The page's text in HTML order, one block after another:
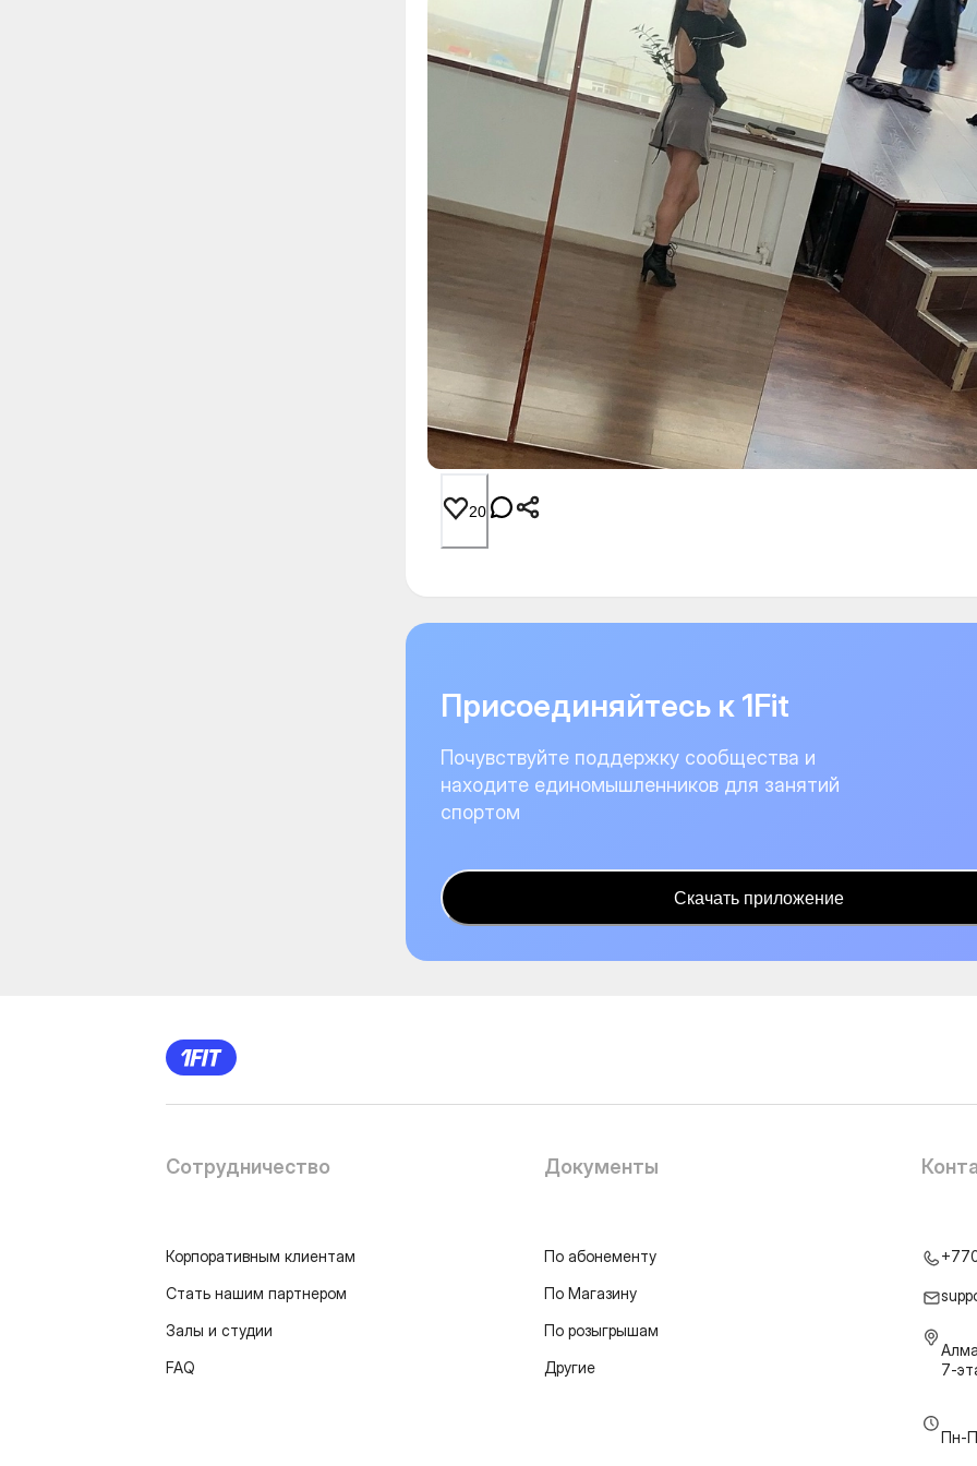
20
Присоединяйтесь к 1Fit
Почувствуйте поддержку сообщества и
находите единомышленников для занятий
спортом
Скачать приложение
Сотрудничество
Корпоративным клиентам
Стать нашим партнером
Залы и студии
FAQ
Документы
По абонементу
По Магазину
По розыгрышам
Другие
7-
Пн-